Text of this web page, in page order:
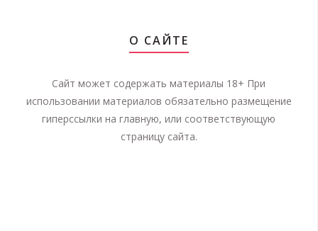
О САЙТЕ
Сайт может содержать материалы 18+ При
использовании материалов обязательно размещение
гиперссылки на главную, или соответствующую
страницу сайта.